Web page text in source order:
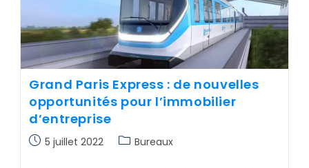
Grand Paris Express : de nouvelles
opportunités pour l’immobilier
d’entreprise
5 juillet 2022 Bureaux